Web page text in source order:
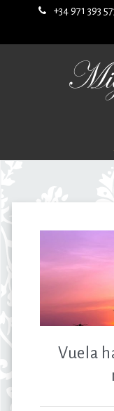
+34 971 393
Vuela